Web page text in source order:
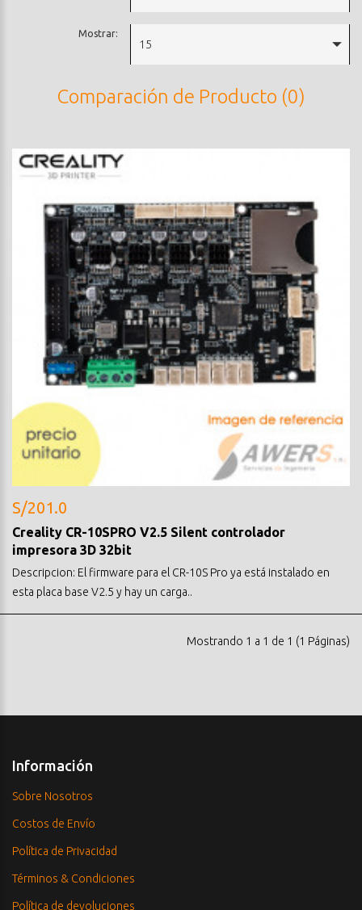
Mostrar:
15
Comparación de Producto (0)
S/201.0
Creality CR-10SPRO V2.5 Silent controlador
impresora 3D 32bit
Descripcion: El firmware para el CR-10S Pro ya está instalado en
esta placa base V2.5 y hay un carga..
Mostrando 1 a 1 de 1 (1 Páginas)
Información
Sobre Nosotros
Costos de Envío
Política de Privacidad
Términos & Condiciones
Política de devoluciones